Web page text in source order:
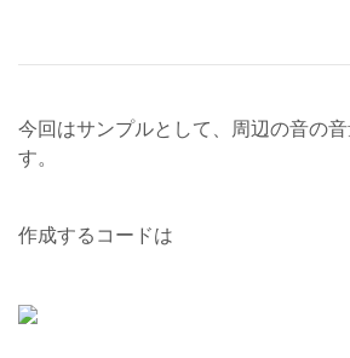
今回はサンプルとして、周辺の音の
す。
作成するコードは